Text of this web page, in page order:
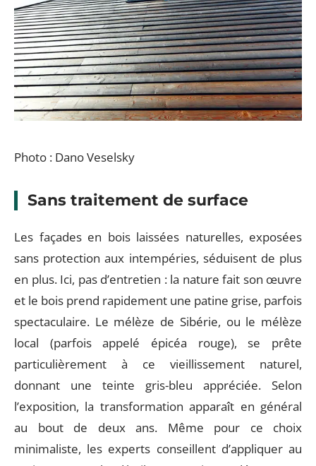
Photo : Dano Veselsky
Sans traitement de surface
Les façades en bois laissées naturelles, exposées
sans protection aux intempéries, séduisent de plus
en plus. Ici, pas d’entretien : la nature fait son œuvre
et le bois prend rapidement une patine grise, parfois
spectaculaire. Le mélèze de Sibérie, ou le mélèze
local (parfois appelé épicéa rouge), se prête
particulièrement à ce vieillissement naturel,
donnant une teinte gris-bleu appréciée. Selon
l’exposition, la transformation apparaît en général
au bout de deux ans. Même pour ce choix
minimaliste, les experts conseillent d’appliquer au